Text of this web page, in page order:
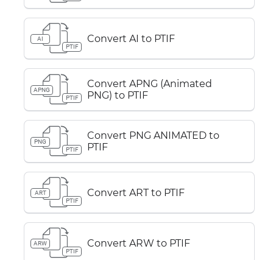
AI
PTIF
Convert AI to PTIF
APNG
PTIF
Convert APNG (Animated
PNG) to PTIF
PNG
PTIF
Convert PNG ANIMATED to
PTIF
ART
PTIF
Convert ART to PTIF
ARW
PTIF
Convert ARW to PTIF